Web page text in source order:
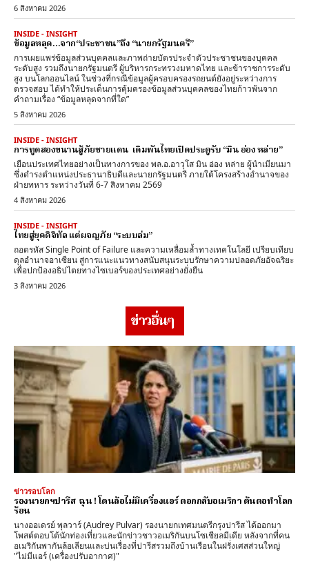
6 สิงหาคม 2026
INSIDE - INSIGHT
ข้อมูลหลุด…จาก“ประชาชน”ถึง “นายกรัฐมนตรี”
การเผยแพร่ข้อมูลส่วนบุคคลและภาพถ่ายบัตรประจำตัวประชาชนของบุคคล
ระดับสูง รวมถึงนายกรัฐมนตรี ผู้บริหารกระทรวงมหาดไทย และข้าราชการระดับ
สูง บนโลกออนไลน์ ในช่วงที่กรณีข้อมูลผู้ครอบครองรถยนต์ยังอยู่ระหว่างการ
ตรวจสอบ ได้ทำให้ประเด็นการคุ้มครองข้อมูลส่วนบุคคลของไทยก้าวพ้นจาก
คำถามเรื่อง “ข้อมูลหลุดจากที่ใด”
5 สิงหาคม 2026
INSIDE - INSIGHT
การทูตสองขนานสู้ภัยชายแดน เดิมพันไทยเปิดประตูรับ “มิน อ่อง หล่าย”
เยือนประเทศไทยอย่างเป็นทางการของ พล.อ.อาวุโส มิน อ่อง หล่าย ผู้นำเมียนมา
ซึ่งดำรงตำแหน่งประธานาธิบดีและนายกรัฐมนตรี ภายใต้โครงสร้างอำนาจของ
ฝ่ายทหาร ระหว่างวันที่ 6-7 สิงหาคม 2569
4 สิงหาคม 2026
INSIDE - INSIGHT
ไทยสู่ยุคดิจิทัล แต่ผจญภัย “ระบบล่ม”
ถอดรหัส Single Point of Failure และความเหลื่อมล้ำทางเทคโนโลยี เปรียบเทียบ
ดุลอำนาจอาเซียน สู่การแนะแนวทางสนับสนุนระบบรักษาความปลอดภัยอัจฉริยะ
เพื่อปกป้องอธิปไตยทางไซเบอร์ของประเทศอย่างยั่งยืน
3 สิงหาคม 2026
ข่าวอื่นๆ
ข่าวรอบโลก
รองนายกฯปารีส ฉุน ! โดนล้อไม่มีเครื่องแอร์ ตอกกลับอเมริกา ต้นตอทำโลก
ร้อน
นางออเดรย์ พุลวาร์ (Audrey Pulvar) รองนายกเทศมนตรีกรุงปารีส ได้ออกมา
โพสต์ตอบโต้นักท่องเที่ยวและนักข่าวชาวอเมริกันบนโซเชียลมีเดีย หลังจากที่คน
อเมริกันพากันล้อเลียนและบ่นเรื่องที่ปารีสรวมถึงบ้านเรือนในฝรั่งเศสส่วนใหญ่
"ไม่มีแอร์ (เครื่องปรับอากาศ)"